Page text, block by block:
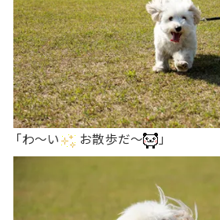
「わ〜い お散歩だ〜 」